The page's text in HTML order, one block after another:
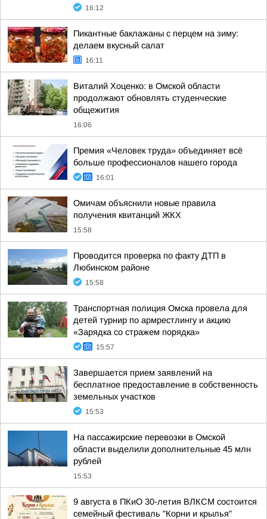
16:12
Пикантные баклажаны с перцем на зиму:
делаем вкусный салат
16:11
Виталий Хоценко: в Омской области
продолжают обновлять студенческие
общежития
16:06
Премия «Человек труда» объединяет всё
больше профессионалов нашего города
16:01
Омичам объяснили новые правила
получения квитанций ЖКХ
15:58
Проводится проверка по факту ДТП в
Любинском районе
15:58
Транспортная полиция Омска провела для
детей турнир по армрестлингу и акцию
«Зарядка со стражем порядка»
15:57
Завершается прием заявлений на
бесплатное предоставление в собственность
земельных участков
15:53
На пассажирские перевозки в Омской
области выделили дополнительные 45 млн
рублей
15:53
9 августа в ПКиО 30-летия ВЛКСМ состоится
семейный фестиваль "Корни и крылья"